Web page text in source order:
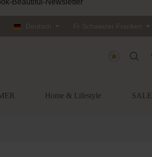
Beautiful-Newsletter
Deutsch Fr Schweizer Franken
Home & Lifestyle SALE